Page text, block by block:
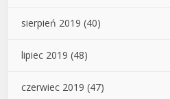
sierpień 2019 (40)
lipiec 2019 (48)
czerwiec 2019 (47)